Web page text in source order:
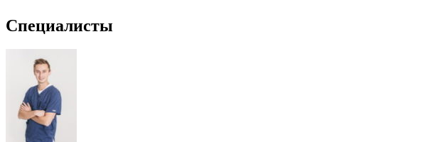
Специалисты